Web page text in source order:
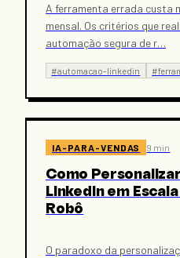
A ferramenta errada custa
mensal. Os critérios que
automação segura de r…
#automacao-linkedin #
IA-PARA-VENDAS 9 min
Como
LinkedIn em
Robô
O paradoxo da